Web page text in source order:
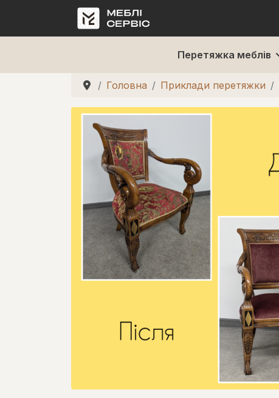
Перетяжка меблів
Головна Приклади перетяжки